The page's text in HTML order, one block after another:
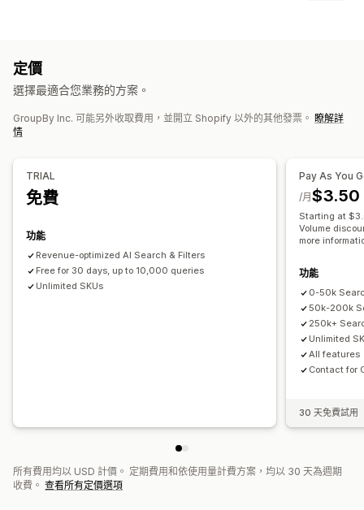
加強宣傳商品
行動裝置回應式設計 篩選條件顯示方式 自訂篩選條件
分析
轉換追蹤
多組搜尋查詢
定價
選擇最適合您業務的方案。
GroupBy Inc. 可能另外收取費用，並開立 Shopify 以外的其他發票。 瞭解詳
情
TRIAL
免費
功能
Revenue-optimized AI Search & Filters
Free for 30 days, up to 10,000 queries
Unlimited SKUs
Pay As You
$3.50
/月
Starting at
Volume
more
功能
0-50k
50k-200k
250k+
Unlimited
All features
Contact for
30 天免費試用
所有費用均以 USD 計價。 定期費用和依使用量計費方案，均以 30 天為週期
收費。 查看所有定價選項